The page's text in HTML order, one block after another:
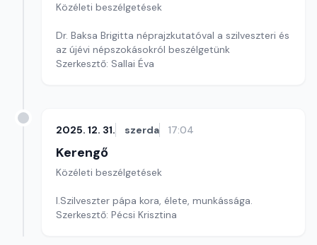
Közéleti beszélgetések
Dr. Baksa Brigitta néprajzkutatóval a szilveszteri és
az újévi népszokásokról beszélgetünk
Szerkesztő: Sallai Éva
2025. 12. 31. szerda 17:04
Kerengő
Közéleti beszélgetések
I.Szilveszter pápa kora, élete, munkássága.
Szerkesztő: Pécsi Krisztina